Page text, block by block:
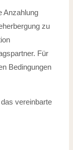
Anzahlung
zu
Für
Bedingungen
vereinbarte